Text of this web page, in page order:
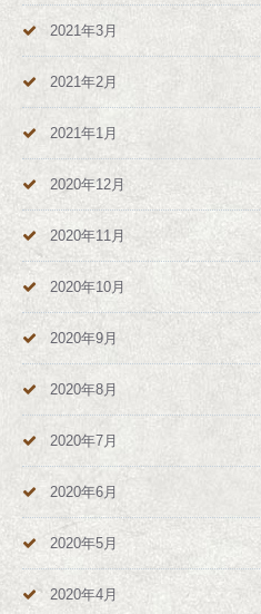
2021年3月
2021年2月
2021年1月
2020年12月
2020年11月
2020年10月
2020年9月
2020年8月
2020年7月
2020年6月
2020年5月
2020年4月